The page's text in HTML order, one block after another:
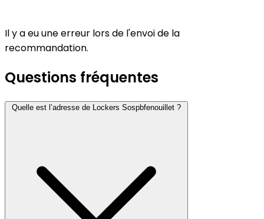
Il y a eu une erreur lors de l'envoi de la
recommandation.
Questions fréquentes
Quelle est l’adresse de Lockers Sospbfenouillet ?